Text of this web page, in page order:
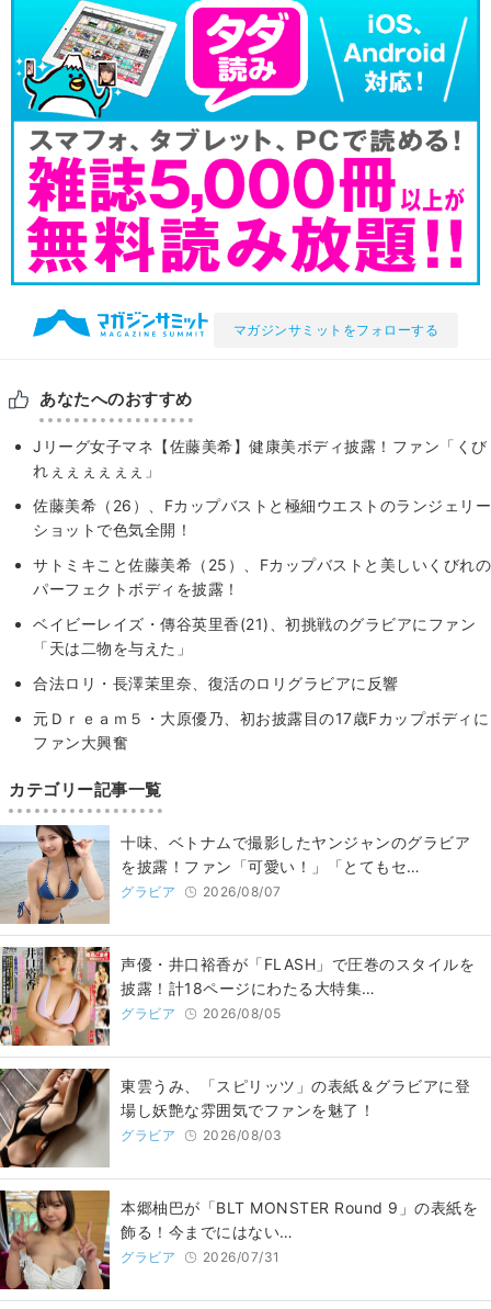
マガジンサミットをフォローする
あなたへのおすすめ
Jリーグ女子マネ【佐藤美希】健康美ボディ披露！ファン「くび
れぇぇぇぇぇぇ」
佐藤美希（26）、Fカップバストと極細ウエストのランジェリー
ショットで色気全開！
サトミキこと佐藤美希（25）、Fカップバストと美しいくびれの
パーフェクトボディを披露！
ベイビーレイズ・傳谷英里香(21)、初挑戦のグラビアにファン
「天は二物を与えた」
合法ロリ・長澤茉里奈、復活のロリグラビアに反響
元Ｄｒｅａｍ５・大原優乃、初お披露目の17歳Fカップボディに
ファン大興奮
カテゴリー記事一覧
十味、ベトナムで撮影したヤンジャンのグラビア
を披露！ファン「可愛い！」「とてもセ…
グラビア 2026/08/07
声優・井口裕香が「FLASH」で圧巻のスタイルを
披露！計18ページにわたる大特集…
グラビア 2026/08/05
東雲うみ、「スピリッツ」の表紙＆グラビアに登
場し妖艶な雰囲気でファンを魅了！
グラビア 2026/08/03
本郷柚巴が「BLT MONSTER Round 9」の表紙を
飾る！今までにはない…
グラビア 2026/07/31